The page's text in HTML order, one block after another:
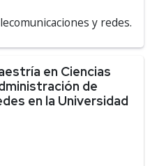
y redes.
en Ciencias
de
en la Universidad